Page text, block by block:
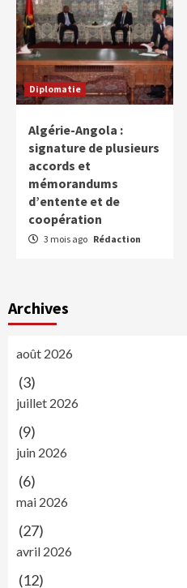
Diplomatie
Algérie-Angola :
signature de plusieurs
accords et
mémorandums
d’entente et de
coopération
3 mois ago Rédaction
Archives
août 2026
(3)
juillet 2026
(9)
juin 2026
(6)
mai 2026
(27)
avril 2026
(12)